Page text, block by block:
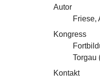
Autor
Friese,
Kongress
Torgau
Kontakt